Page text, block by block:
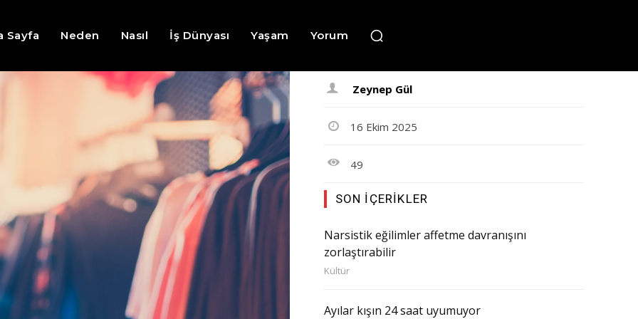
Sayfa Neden Nasıl İş Dünyası Yaşam Yorum
Zeynep Gül
16 Ekim 2025
49
SON İÇERIKLER
Narsistik eğilimler affetme davranışını
zorlaştırabilir
Kültür
Ayılar kışın 24 saat uyumuyor